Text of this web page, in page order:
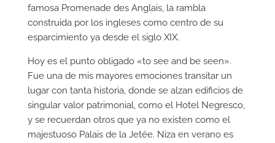
famosa Promenade des Anglais, la rambla
construida por los ingleses como centro de su
esparcimiento ya desde el siglo XIX.
Hoy es el punto obligado «to see and be seen».
Fue una de mis mayores emociones transitar un
lugar con tanta historia, donde se alzan edificios de
singular valor patrimonial, como el Hotel Negresco,
y se recuerdan otros que ya no existen como el
majestuoso Palais de la Jetée. Niza en verano es